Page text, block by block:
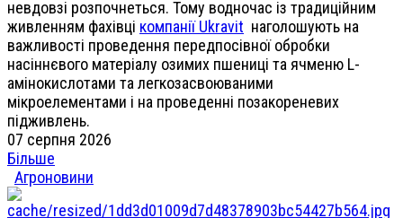
невдовзі розпочнеться. Тому водночас із традиційним
живленням фахівці компанії Ukravit наголошують на
важливості проведення передпосівної обробки
насіннєвого матеріалу озимих пшениці та ячменю L-
амінокислотами та легкозасвоюваними
мікроелементами і на проведенні позакореневих
підживлень.
07 серпня 2026
Більше
Агроновини